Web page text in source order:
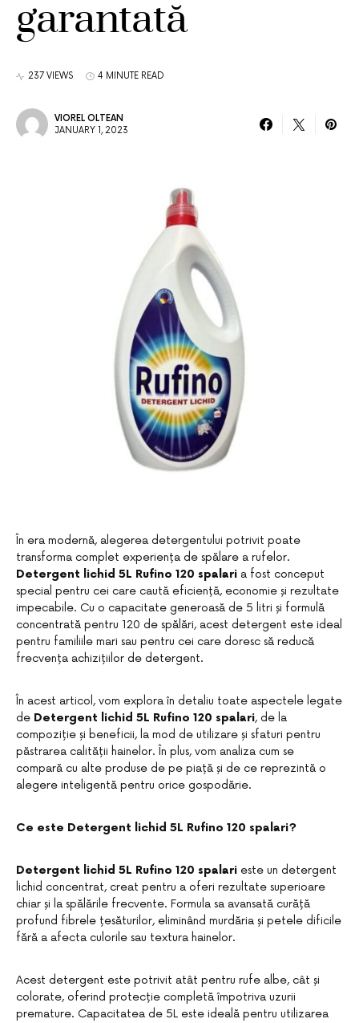
garantată
237 VIEWS 4 MINUTE READ
VIOREL OLTEAN
JANUARY 1, 2023
În era modernă, alegerea detergentului potrivit poate
transforma complet experiența de spălare a rufelor.
Detergent lichid 5L Rufino 120 spalari a fost conceput
special pentru cei care caută eficiență, economie și rezultate
impecabile. Cu o capacitate generoasă de 5 litri și formulă
concentrată pentru 120 de spălări, acest detergent este ideal
pentru familiile mari sau pentru cei care doresc să reducă
frecvența achizițiilor de detergent.
În acest articol, vom explora în detaliu toate aspectele legate
de Detergent lichid 5L Rufino 120 spalari, de la
compoziție și beneficii, la mod de utilizare și sfaturi pentru
păstrarea calității hainelor. În plus, vom analiza cum se
compară cu alte produse de pe piață și de ce reprezintă o
alegere inteligentă pentru orice gospodărie.
Ce este Detergent lichid 5L Rufino 120 spalari?
Detergent lichid 5L Rufino 120 spalari este un detergent
lichid concentrat, creat pentru a oferi rezultate superioare
chiar și la spălările frecvente. Formula sa avansată curăță
profund fibrele țesăturilor, eliminând murdăria și petele dificile
fără a afecta culorile sau textura hainelor.
Acest detergent este potrivit atât pentru rufe albe, cât și
colorate, oferind protecție completă împotriva uzurii
premature. Capacitatea de 5L este ideală pentru utilizarea